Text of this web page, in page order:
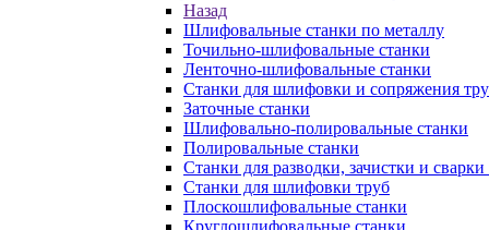
Назад
Шлифовальные станки по металлу
Точильно-шлифовальные станки
Ленточно-шлифовальные станки
Станки для шлифовки и сопряжения
Заточные станки
Шлифовально-полировальные станки
Полировальные станки
Станки для разводки, зачистки и сварки
Станки для шлифовки труб
Плоскошлифовальные станки
Круглошлифовальные станки